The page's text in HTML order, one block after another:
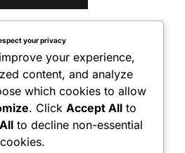
your privacy
your experience,
content, and analyze
which cookies to allow
. ClickAccept All to
to decline non-essential
cookies.